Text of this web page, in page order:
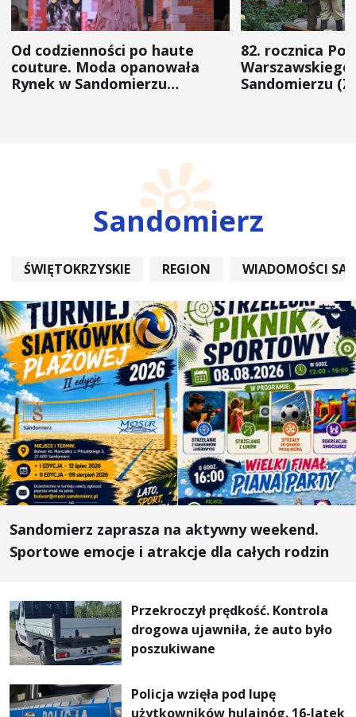
Od codzienności po haute
couture. Moda opanowała
Rynek w Sandomierzu
82. rocznica
Warszawskiego
Sandomierzu
Sandomierz
ŚWIĘTOKRZYSKIE REGION WIADOMOŚCI
Sandomierz zaprasza na aktywny weekend.
Sportowe emocje i atrakcje dla całych rodzin
Przekroczył prędkość. Kontrola
drogowa ujawniła, że auto było
poszukiwane
Policja wzięła pod lupę
użytkowników hulajnóg. 16-latek